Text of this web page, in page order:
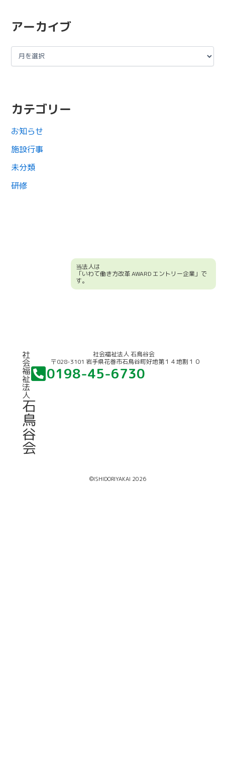
アーカイブ
カテゴリー
お知らせ
施設行事
未分類
研修
当法人は
「いわて働き方改革 AWARD エントリー企業」で
す。
社
会
福
祉
法
人
石
鳥
谷
会
社会福祉法人 石鳥谷会
〒028-3101 岩手県花巻市石鳥谷町好地第１４地割１０
0198-45-6730
©ISHIDORIYAKAI 2026